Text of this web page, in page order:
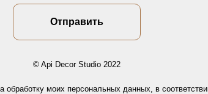
Отправить
© Api Decor Studio 2022
обработку моих персональных данных, в